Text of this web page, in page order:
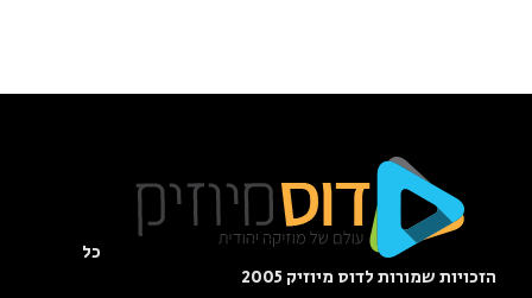
כל
הזכויות שמורות לדוס מיוזיק 2005